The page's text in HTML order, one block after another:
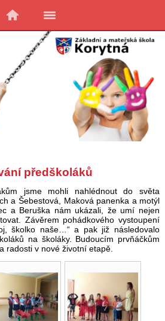
předškoláků
jsme mohli nahlédnout do světa
a Šebestová, Maková panenka a motýl
a Beruška nám ukázali, že umí nejen
Závěrem pohádkového vystoupení
školko naše…“ a pak již následovalo
na školáky. Budoucím prvňáčkům
radosti v nové životní etapě.